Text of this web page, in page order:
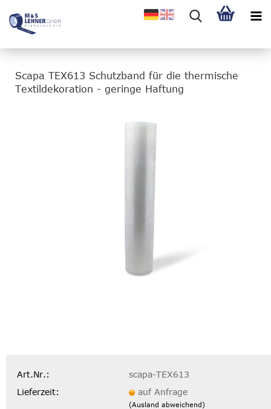
Scapa TEX613 Schutzband für die thermische
Textildekoration - geringe Haftung
Art.Nr.:
scapa-TEX613
Lieferzeit:
auf Anfrage
(Ausland abweichend)